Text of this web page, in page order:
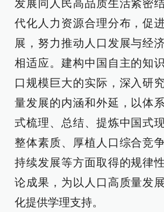
发展同人民高品质生活紧密
代化人力资源合理分布，促
展，努力推动人口发展与经
相适应。建构中国自主的知
口规模巨大的实际，深入研
量发展的内涵和外延，以体
式梳理、总结、提炼中国式
整体素质、厚植人口综合竞
持续发展等方面取得的规律
论成果，为以人口高质量发
化提供学理支持。